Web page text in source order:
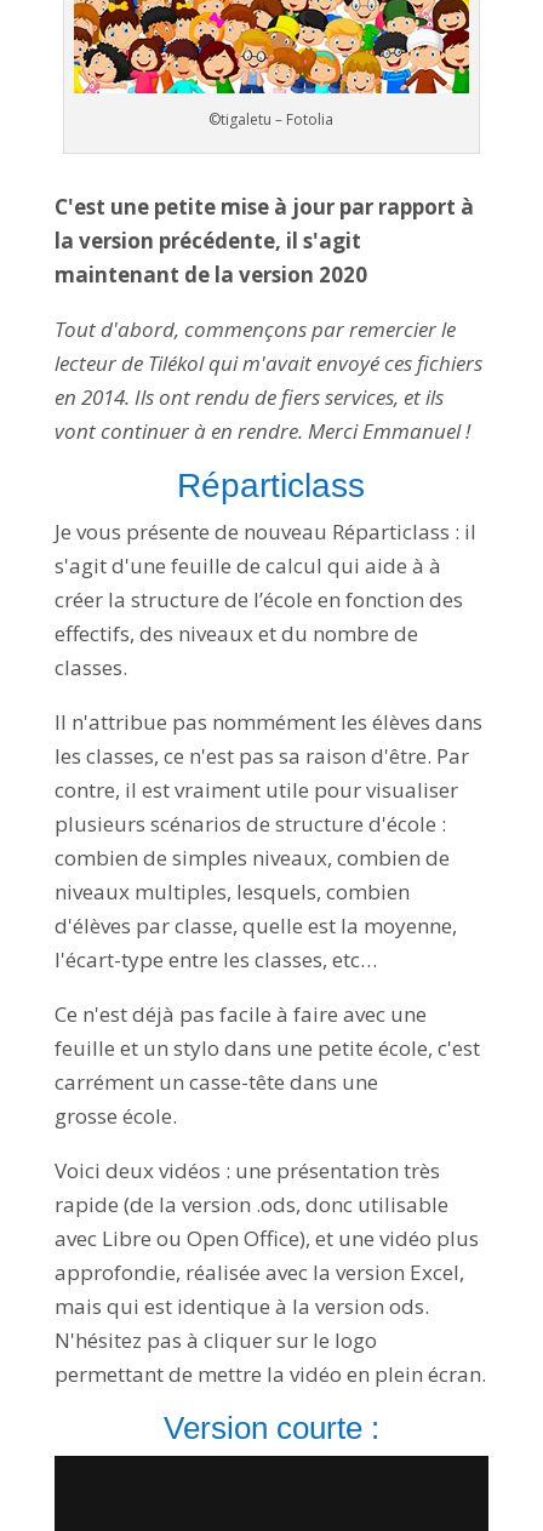
©tigaletu – Fotolia
C'est une petite mise à jour par rapport à
la version précédente, il s'agit
maintenant de la version 2020
Tout d'abord, commençons par remercier le
lecteur de Tilékol qui m'avait envoyé ces fichiers
en 2014. Ils ont rendu de fiers services, et ils
vont continuer à en rendre. Merci Emmanuel !
Réparticlass
Je vous présente de nouveau Réparticlass : il
s'agit d'une feuille de calcul qui aide à à
créer la structure de l’école en fonction des
effectifs, des niveaux et du nombre de
classes.
Il n'attribue pas nommément les élèves dans
les classes, ce n'est pas sa raison d'être. Par
contre, il est vraiment utile pour visualiser
plusieurs scénarios de structure d'école :
combien de simples niveaux, combien de
niveaux multiples, lesquels, combien
d'élèves par classe, quelle est la moyenne,
l'écart-type entre les classes, etc…
Ce n'est déjà pas facile à faire avec une
feuille et un stylo dans une petite école, c'est
carrément un casse-tête dans une
grosse école.
Voici deux vidéos : une présentation très
rapide (de la version .ods, donc utilisable
avec Libre ou Open Office), et une vidéo plus
approfondie, réalisée avec la version Excel,
mais qui est identique à la version ods.
N'hésitez pas à cliquer sur le logo
permettant de mettre la vidéo en plein écran.
Version courte :